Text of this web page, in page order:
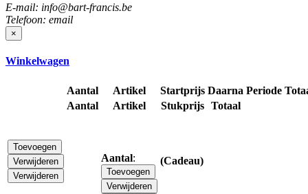
E-mail: info@bart-francis.be
Telefoon: email
×
Winkelwagen
Aantal Artikel Startprijs Daarna Periode
Aantal
Artikel Stukprijs Totaal
Toevoegen
Verwijderen
Verwijderen
Aantal:
Toevoegen
Verwijderen
(Cadeau)